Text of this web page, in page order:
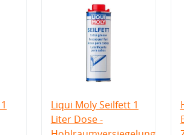
Liqui Moly Seilfett 1
Liter Dose -